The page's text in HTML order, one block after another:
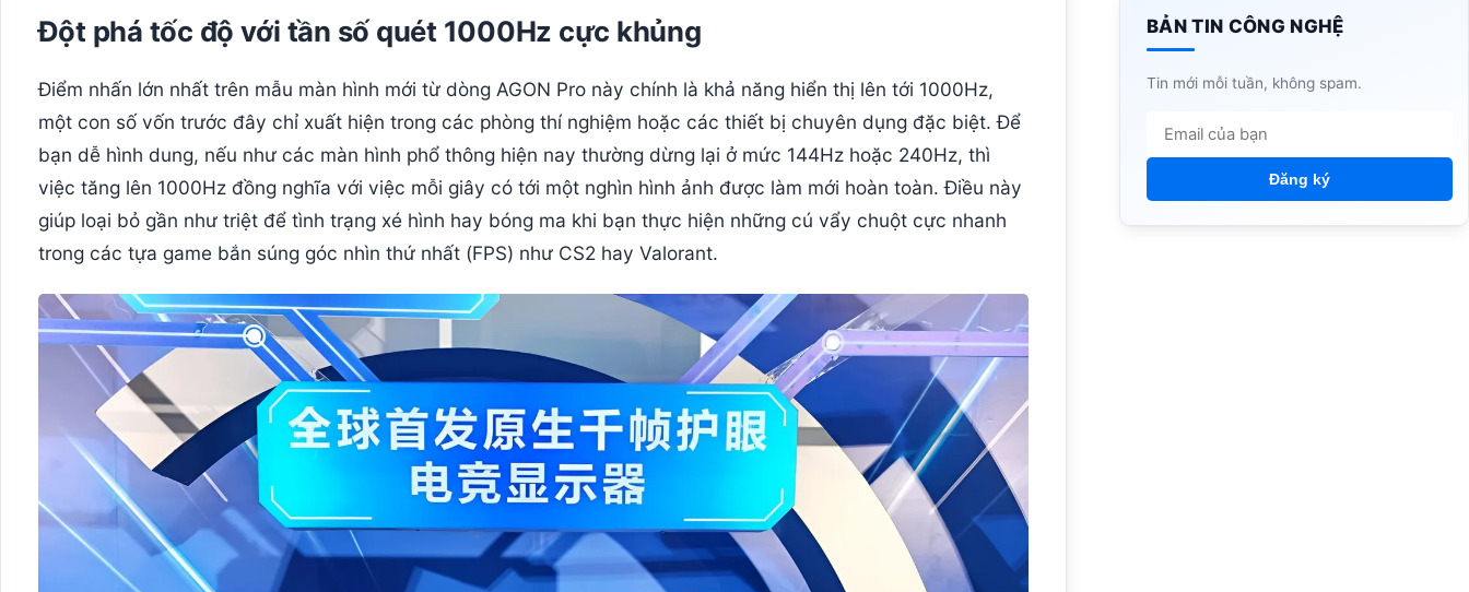
Đột phá tốc độ với tần số quét 1000Hz cực khủng
Điểm nhấn lớn nhất trên mẫu màn hình mới từ dòng AGON Pro này chính là khả năng hiển thị lên tới 1000Hz,
một con số vốn trước đây chỉ xuất hiện trong các phòng thí nghiệm hoặc các thiết bị chuyên dụng đặc biệt. Để
bạn dễ hình dung, nếu như các màn hình phổ thông hiện nay thường dừng lại ở mức 144Hz hoặc 240Hz, thì
việc tăng lên 1000Hz đồng nghĩa với việc mỗi giây có tới một nghìn hình ảnh được làm mới hoàn toàn. Điều này
giúp loại bỏ gần như triệt để tình trạng xé hình hay bóng ma khi bạn thực hiện những cú vẩy chuột cực nhanh
trong các tựa game bắn súng góc nhìn thứ nhất (FPS) như CS2 hay Valorant.
BẢN TIN CÔNG NGHỆ
Tin mới mỗi tuần, không spam.
Đăng ký